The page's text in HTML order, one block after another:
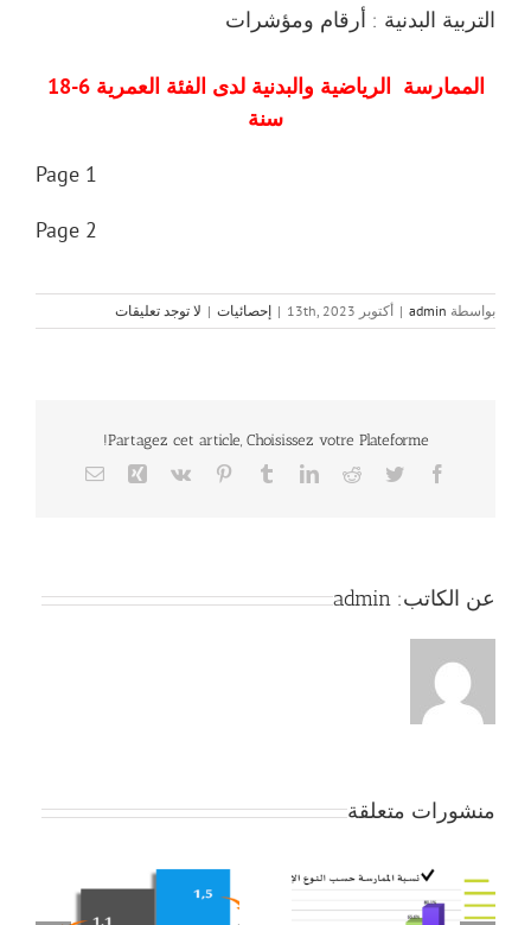
التربية البدنية : أرقام ومؤشرات
الممارسة الرياضية والبدنية لدى الفئة العمرية 6-18
سنة
Page 1
Page 2
بواسطة admin
| أكتوبر 13th, 2023 | إحصائيات | لا توجد تعليقات
Partagez cet article, Choisissez votre Plateforme!
Facebook
Twitter
Reddit
LinkedIn
Tumblr
Pinterest
Vk
Xing
Email
عن الكاتب: admin
منشورات متعلقة